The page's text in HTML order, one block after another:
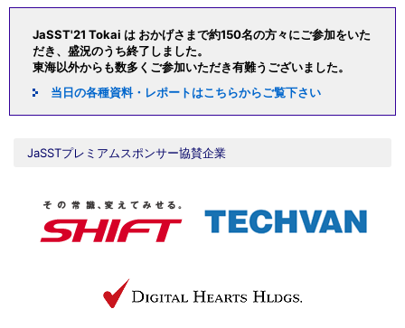
JaSST'21 Tokai は おかげさまで約150名の方々にご参加をいた
だき、盛況のうち終了しました。
東海以外からも数多くご参加いただき有難うございました。
当日の各種資料・レポートはこちらからご覧下さい
JaSSTプレミアムスポンサー協賛企業